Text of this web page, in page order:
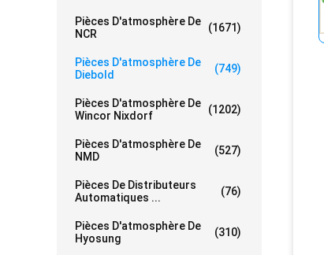
Pièces D'atmosphère De
NCR
(1671)
Pièces D'atmosphère De
Diebold
(749)
Pièces D'atmosphère De
Wincor Nixdorf
(1202)
Pièces D'atmosphère De
NMD
(527)
Pièces De Distributeurs
Automatiques ...
(76)
Pièces D'atmosphère De
Hyosung
(310)